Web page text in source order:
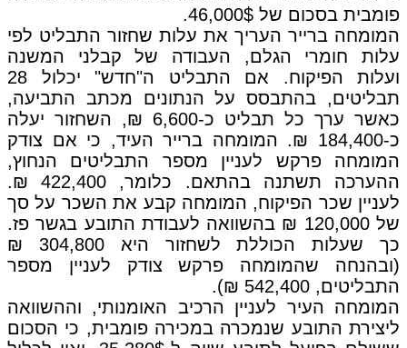
פומבית בסכום של 46,000$.
המומחה ברייר העריך את עלות שחזור התבליט לפי
עלות חומרי הגלם, העבודה של קבלני המשנה
ועלות הפיקוח. אם התבליט ה"חדש" יכלול 28
תבליטים, בהתבסס על הנתונים מכתב התביעה,
כאשר ערך כל תבליט כ-6,600 ₪, השחזור יעלה
כ-184,400 ₪. המומחה ברייר העיד, כי אם צודק
המומחה פרקש לעניין מספר התבליטים הנחוץ,
ההערכה תשתנה בהתאם. כלומר, 422,400 ₪.
לעניין שכר הפיקוח, המומחה קבע את השכר על סך
של 120,000 ₪ בהשוואה לעבודת התובע בגשר פז.
כך שעלות הכוללת לשחזור היא 304,800 ₪
(ובהנחה שהמומחה פרקש צודק לעניין מספר
התבליטים, 542,400 ₪).
המומחה העיר לעניין הרכיב האומנותי, וההשוואה
ליצירת התובע שנמכרה במכירה פומבית, כי הסכום